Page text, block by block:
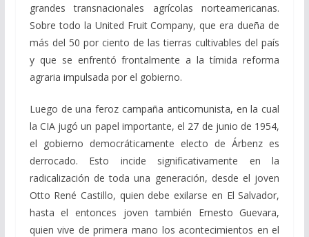
grandes transnacionales agrícolas norteamericanas.
Sobre todo la United Fruit Company, que era dueña de
más del 50 por ciento de las tierras cultivables del país
y que se enfrentó frontalmente a la tímida reforma
agraria impulsada por el gobierno.
Luego de una feroz campaña anticomunista, en la cual
la CIA jugó un papel importante, el 27 de junio de 1954,
el gobierno democráticamente electo de Árbenz es
derrocado. Esto incide significativamente en la
radicalización de toda una generación, desde el joven
Otto René Castillo, quien debe exilarse en El Salvador,
hasta el entonces joven también Ernesto Guevara,
quien vive de primera mano los acontecimientos en el